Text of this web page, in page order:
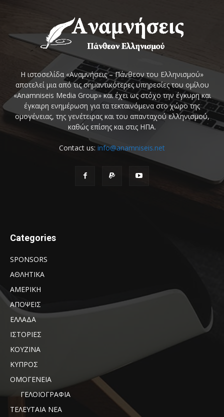
Η ιστοσελίδα «Αναμνήσεις – Πάνθεον του Ελληνισμού»
αποτελεί μια από τις σημαντικότερες υπηρεσίες του ομίλου
«Anamniseis Media Group» και έχει ως στόχο την έγκυρη και
έγκαιρη ενημέρωση για τα τεκταινόμενα στο χώρο της
ομογένειας, της γενέτειρας και του απανταχού ελληνισμού,
καθώς επίσης και στις ΗΠΑ.
Contact us: info@anamniseis.net
Categories
SPONSORS
ΑΘΛΗΤΙΚΑ
ΑΜΕΡΙΚΗ
ΑΠΟΨΕΙΣ
ΕΛΛΑΔΑ
ΙΣΤΟΡΙΕΣ
ΚΟΥΖΙΝΑ
ΚΥΠΡΟΣ
ΟΜΟΓΕΝΕΙΑ
ΓΕΛΟΙΟΓΡΑΦΙΑ
ΤΕΛΕΥΤΑΙΑ ΝΕΑ